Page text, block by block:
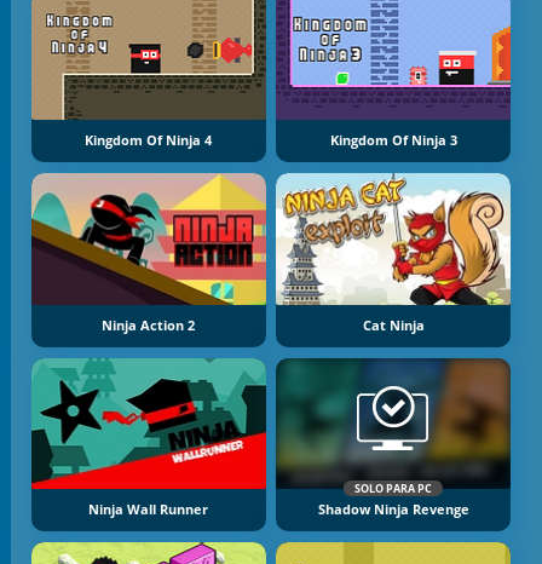
Kingdom Of Ninja 4 Kingdom Of Ninja 3
Ninja Action 2 Cat Ninja
Ninja Wall Runner
SOLO PARA PC
Shadow Ninja Revenge